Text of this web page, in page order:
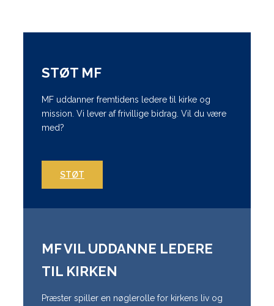
STØT MF
MF uddanner fremtidens ledere til kirke og
mission. Vi lever af frivillige bidrag. Vil du være
med?
STØT
MF VIL UDDANNE LEDERE
TIL KIRKEN
Præster spiller en nøglerolle for kirkens liv og